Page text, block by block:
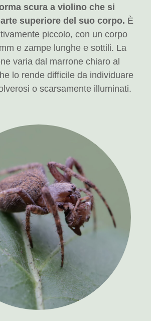
scura a violino che si
superiore del suo corpo. È
piccolo, con un corpo
e zampe lunghe e sottili. La
varia dal marrone chiaro al
lo rende difficile da individuare
o scarsamente illuminati.